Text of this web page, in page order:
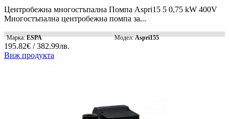
Центробежна многостъпална Помпа Aspri15 5 0,75 kW 400V
Многостъпална центробежна помпа за...
Марка:ESPA Модел:Aspri155
195.82€ / 382.99лв.
Виж продукта